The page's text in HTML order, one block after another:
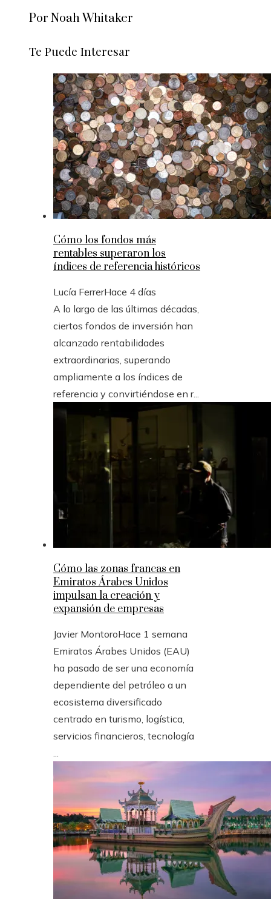
Por Noah Whitaker
Te Puede Interesar
Cómo los fondos más
rentables superaron los
índices de referencia históricos
Lucía FerrerHace 4 días
A lo largo de las últimas décadas,
ciertos fondos de inversión han
alcanzado rentabilidades
extraordinarias, superando
ampliamente a los índices de
referencia y convirtiéndose en r...
Cómo las zonas francas en
Emiratos Árabes Unidos
impulsan la creación y
expansión de empresas
Javier MontoroHace 1 semana
Emiratos Árabes Unidos (EAU)
ha pasado de ser una economía
dependiente del petróleo a un
ecosistema diversificado
centrado en turismo, logística,
servicios financieros, tecnología
...